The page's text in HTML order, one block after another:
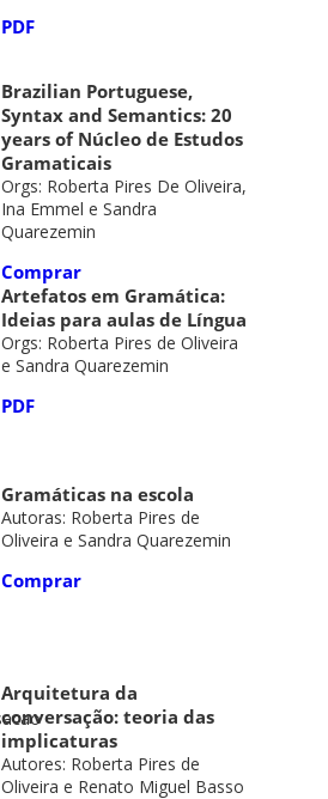
PDF
Brazilian Portuguese,
Syntax and Semantics: 20
years of Núcleo de Estudos
Gramaticais
Orgs: Roberta Pires De Oliveira,
Ina Emmel e Sandra
Quarezemin
Comprar
Artefatos em Gramática:
Ideias para aulas de Língua
Orgs: Roberta Pires de Oliveira
e Sandra Quarezemin
PDF
Gramáticas na escola
Autoras: Roberta Pires de
Oliveira e Sandra Quarezemin
Comprar
Arquitetura da
conversação: teoria das
implicaturas
Autores: Roberta Pires de
Oliveira e Renato Miguel Basso